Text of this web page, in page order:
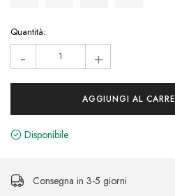
Hurry!
Only
left
Quantità:
- +
Disponibile
Consegna in 3-5 giorni